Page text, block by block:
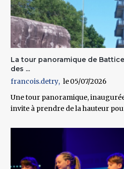
La tour panoramique de
des ...
francois.detry
05/07/2026
Une tour panoramique,
invite à prendre de la hauteur